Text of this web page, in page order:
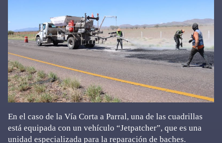
En el caso de la Vía Corta a Parral, una de las cuadrillas
está equipada con un vehículo “Jetpatcher”, que es una
unidad especializada para la reparación de baches.